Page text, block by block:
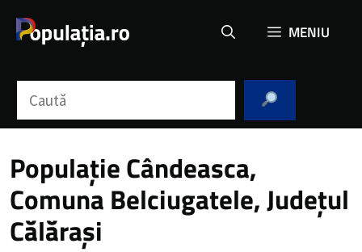
MENIU
Populație Cândeasca,
Comuna Belciugatele, Județul
Călărași